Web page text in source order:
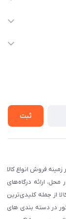
ثبت
فروش انواع کالا
ارائه درگاه‌های
از جمله کلیدی‌ترین
در دسته بندی های